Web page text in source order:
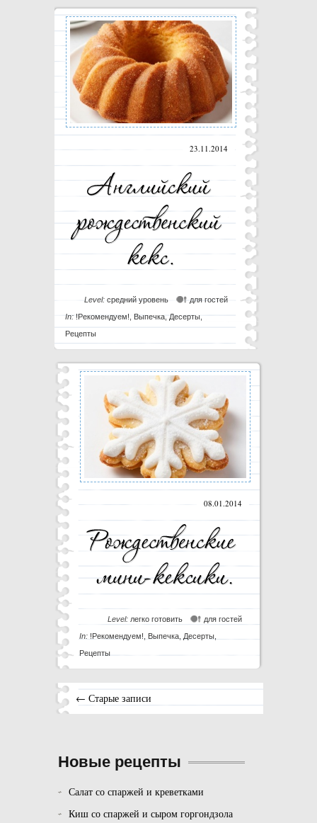
23.11.2014
для гостей
Level: средний уровень
In: !Рекомендуем! Выпечка, Десерты,
Рецепты
08.01.2014
для гостей
Level: легко готовить
In: !Рекомендуем! Выпечка, Десерты,
Рецепты
← Старые записи
Новые рецепты
Салат со спаржей и креветками
Киш со спаржей и сыром горгондзола